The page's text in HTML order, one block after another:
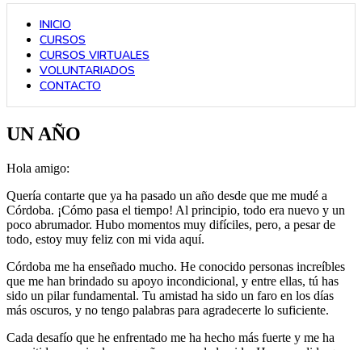
INICIO
CURSOS
CURSOS VIRTUALES
VOLUNTARIADOS
CONTACTO
UN AÑO
Hola amigo:
Quería contarte que ya ha pasado un año desde que me mudé a
Córdoba. ¡Cómo pasa el tiempo! Al principio, todo era nuevo y un
poco abrumador. Hubo momentos muy difíciles, pero, a pesar de
todo, estoy muy feliz con mi vida aquí.
Córdoba me ha enseñado mucho. He conocido personas increíbles
que me han brindado su apoyo incondicional, y entre ellas, tú has
sido un pilar fundamental. Tu amistad ha sido un faro en los días
más oscuros, y no tengo palabras para agradecerte lo suficiente.
Cada desafío que he enfrentado me ha hecho más fuerte y me ha